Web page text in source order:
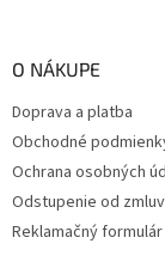
O NÁKUPE
Doprava a platba
Obchodné
Ochrana osobných
Odstupenie od
Reklamačný formulár